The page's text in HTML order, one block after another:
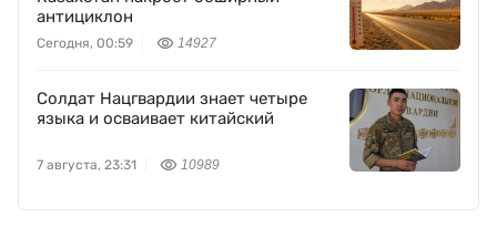
антициклон
Сегодня, 00:59 14927
Солдат Нацгвардии знает четыре
языка и осваивает китайский
7 августа, 23:31 10989